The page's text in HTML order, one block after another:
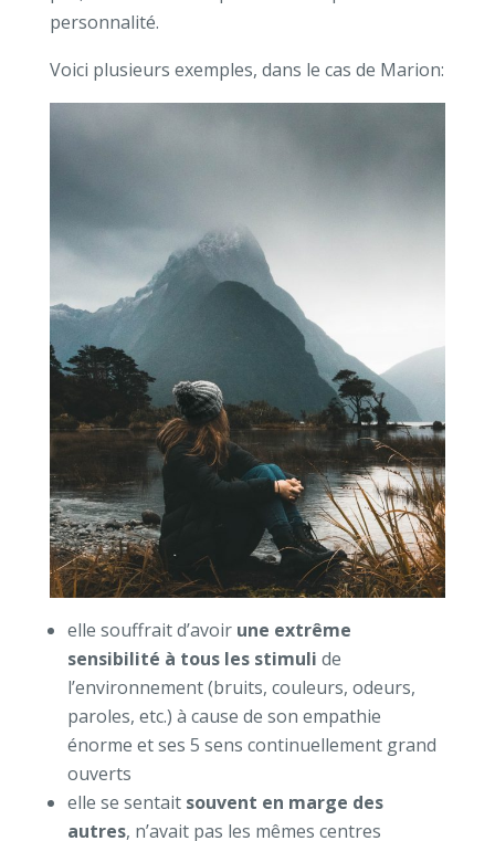
personnalité.
Voici plusieurs exemples, dans le cas de Marion:
elle souffrait d’avoir une extrême
sensibilité à tous les stimuli de
l’environnement (bruits, couleurs, odeurs,
paroles, etc.) à cause de son empathie
énorme et ses 5 sens continuellement grand
ouverts
elle se sentait souvent en marge des
autres, n’avait pas les mêmes centres